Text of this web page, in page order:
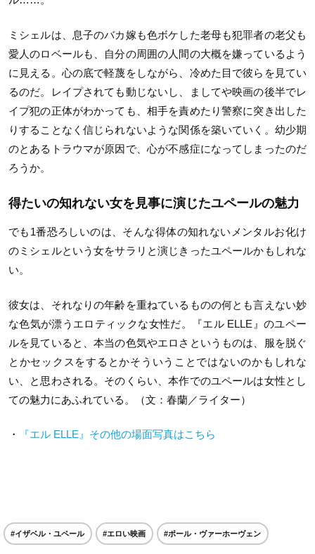
ミシェルは、息子のバカ嫁も色ボケした老母も犯罪者の老父も
愛人のロベールも、自分の周囲の人間の大概を嫌っているよう
に見える。心の底で軽蔑をしながら、冷めた目で彼らを見てい
るのだ。レイプされても動じないし、ましてや映画の後半でレ
イプ犯の正体がわかっても、相手を責めたり警察に突き出した
りすることなく信じられないような関係を築いていく。幼少期
のとあるトラウマが原因で、心が不感症になってしまったのだ
ろうか。
得たいの知れない女を見事に演じたユペールの魅力
でも1番恐ろしいのは、そんな得体の知れないメンタルお化け
のミシェルという女をサラリと演じきったユペールかもしれな
い。
彼女は、それなりの年齢を重ねているものの何とも言えない妙
な色気が漂うエロティックな女性だ。『エル ELLE』のユペー
ルを見ていると、本当の色気やエロさというものは、服を脱ぐ
とかセックスをするとかそういうことではないのかもしれな
い、と思わされる。そのくらい、本作でのユペールは女性とし
ての魅力にあふれている。（文：春蘭／ライター）
・ 『エル ELLE』その他の場面写真はこちら
#イザベル・ユペール #エロい映画 #ポール・ヴァーホーヴェン